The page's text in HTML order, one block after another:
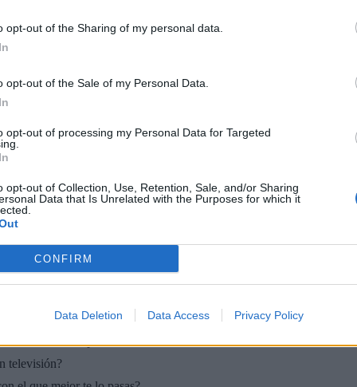
opt-out of the Sharing of my personal data.
opt-out of the Sale of my Personal Data.
opt-out of processing my Personal Data for Targeted
opt-out of Collection, Use, Retention, Sale, and/or Sharing
Data that Is Unrelated with the Purposes for which it
CONFIRM
Data Deletion Data Access Privacy Policy
en Streaming ⚽🍿🏀
El deporte no ocurre solo en el campo! ⚽🏈🏀
pantalla. 💥 De dramas épicos a risas puras. 🏆
¡Guarda esta colección para tu próximo
se emite en España?
televisión?